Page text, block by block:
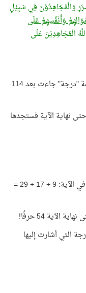
وَالْمُجَاهِدُوْنَ فِي سَبِيْلِ
وَأَنْفُسِهِمْ عَلَى
الْمُجَاهِدِيْنَ عَلَى
قم بعد الحروف من بداية الآية فستجد أن كلمة "درجة" جاءت بعد 114
نهاية الآية فستجدها
مجموع المراتب التي احتلها لفظ "المجاهدين" في الآية: 9 + 17 + 29 =
54 حرفًا!
1، وهذه هي الدرجة التي أشارت إليها